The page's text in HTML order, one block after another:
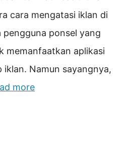
cara mengatasi iklan di
pengguna ponsel yang
memanfaatkan aplikasi
iklan. Namun sayangnya,
more